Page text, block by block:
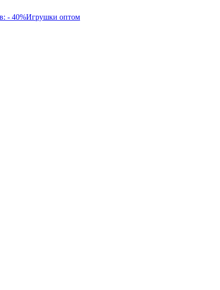
- 40%Игрушки оптом